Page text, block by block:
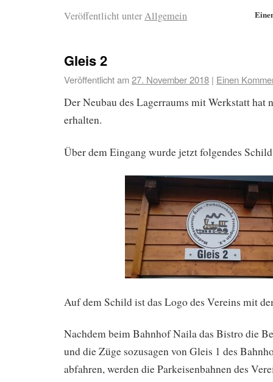
Veröffentlicht unterAllgemein
Gleis 2
Veröffentlicht am27. November 2018 | Einen
Der Neubau des Lagerraums mit Werkstatt hat
erhalten.
Über dem Eingang wurde jetzt folgendes
Auf dem Schild ist das Logo des Vereins mit
Nachdem beim Bahnhof Naila das Bistro die
und die Züge sozusagen von Gleis 1 des
abfahren, werden die Parkeisenbahnen des